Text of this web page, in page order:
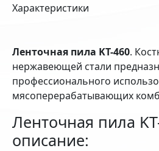
Характеристики
Ленточная пила KT-460.
нержавеющей стали
профессионального
мясоперерабатывающих
Ленточная пила
описание: